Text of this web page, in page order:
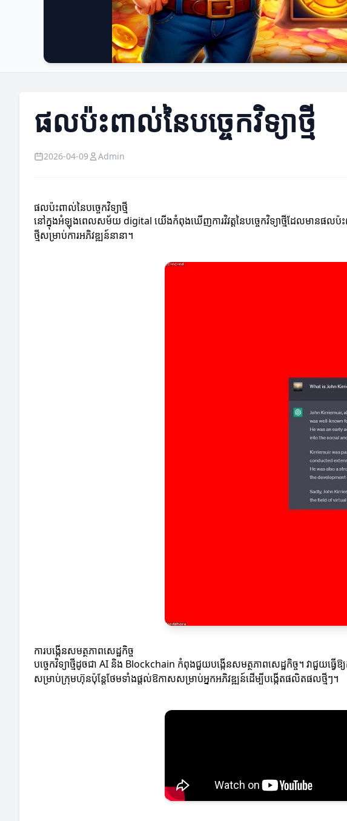
ផលប៉ះពាល់នៃបច្ចេកវិទ្យាថ្មី
2026-04-09 Admin
ផលប៉ះពាល់នៃបច្ចេកវិទ្យាថ្មី
នៅក្នុងអំឡុងពេលសម័យ digital យើងកំពុងឃើញការវិវត្តនៃបច្ចេកវិទ្យាថ្មីដែលមានផលប៉ះពា
ថ្មីសម្រាប់ការអភិវឌ្ឍន៍នានា។
ការបង្កើនសមត្ថភាពសេដ្ឋកិច្ច
បច្ចេកវិទ្យាថ្មីដូចជា AI និង Blockchain កំពុងជួយបង្កើនសមត្ថភាពសេដ្ឋកិច្ច។ វាជួយធ្វ
សម្រាប់ក្រុមហ៊ុនប៉ុន្តែថែមទាំងផ្តល់ឱកាសសម្រាប់អ្នកអភិវឌ្ឍន៍ដើម្បីបង្កើតផលិតផលថ្មីៗ។